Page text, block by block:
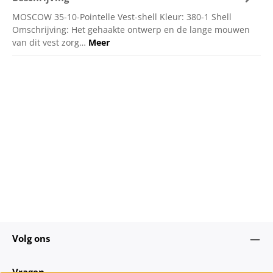
MOSCOW 35-10-Pointelle Vest-shell Kleur: 380-1 Shell
Omschrijving: Het gehaakte ontwerp en de lange mouwen
van dit vest zorg… Meer
Volg ons